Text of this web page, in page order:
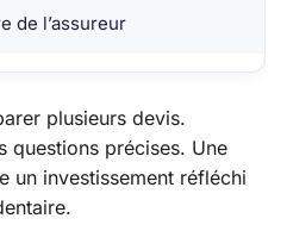
de l’assureur
plusieurs devis.
questions précises. Une
un investissement réfléchi